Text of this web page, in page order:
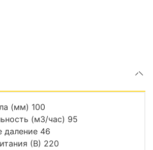
(мм) 100
(м3/час) 95
даление 46
(В) 220